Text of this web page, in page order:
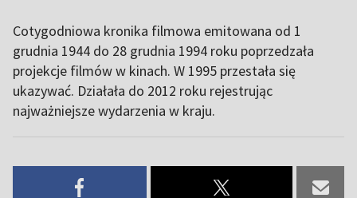
Cotygodniowa kronika filmowa emitowana od 1
grudnia 1944 do 28 grudnia 1994 roku poprzedzała
projekcje filmów w kinach. W 1995 przestała się
ukazywać. Działała do 2012 roku rejestrując
najważniejsze wydarzenia w kraju.